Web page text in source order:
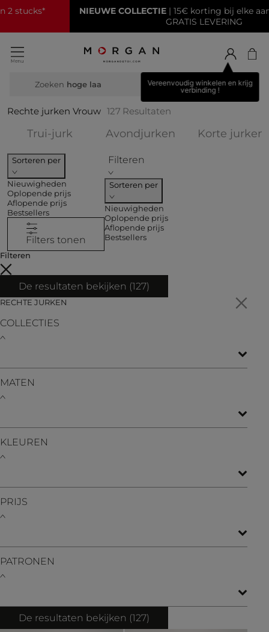
NIEUWE COLLECTIE| 15€ korting bij elke aankoop van70€*
GRATIS LEVERING
Vereenvoudig winkelen en krijg
verbinding !
Zoeken brei
Rechte jurken Vrouw 127 Resultaten
Trui-jurkVerfijnen op COLLECTIES: Trui-jurk
AvondjurkenVerfijnen op
Korte jurken
Sorteren per
Nieuwigheden
Oplopende prijs
Aflopende prijs
Bestsellers
Filters tonen
Filteren
Sorteren per
Nieuwigheden
Oplopende prijs
Aflopende prijs
Bestsellers
Filteren
De resultaten bekijken (127)
RECHTE JURKEN
COLLECTIES
MATEN
KLEUREN
PRIJS
PATRONEN
De resultaten bekijken (127)